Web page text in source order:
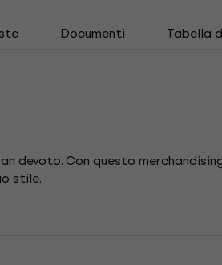
Documenti Tabella
devoto. Con questo
stile.